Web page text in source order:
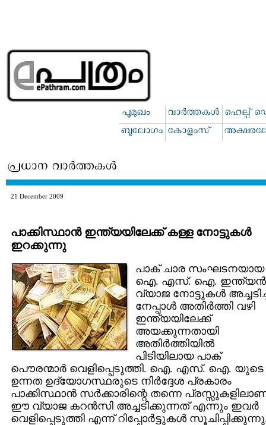
21 December 2009
പാക്കിസ്ഥാന്‍ ഇന്ത്യയിലേക്ക് കള്ള നോട്ടുകള്‍
ഇറക്കുന്നു
പാക് ചാര സംഘടനയായ
ഐ. എസ്. ഐ. ഇന്ത്യന്‍
വ്യാജ നോട്ടുകള്‍
നേപ്പാള്‍ അതിര്‍ത്തി വഴി
ഇന്ത്യയിലേക്ക്
അയക്കുന്നതായി
അതിര്‍ത്തിയില്‍
പിടിയിലായ പാക്
പൌരന്മാര്‍ വെളിപ്പെടുത്തി. ഐ. എസ്. ഐ. യുടെ
ഉന്നത ഉദ്യോഗസ്ഥരുടെ നിര്‍ദ്ദേശ പ്രകാരം
പാക്കിസ്ഥാന്‍ സര്‍ക്കാരിന്റെ തന്നെ
ഈ വ്യാജ കറന്‍സി അച്ചടിക്കുന്നത് എന്നും ഇവര്‍
വെളിപ്പെടുത്തി എന്ന് റിപ്പോര്‍ട്ടുകള്‍